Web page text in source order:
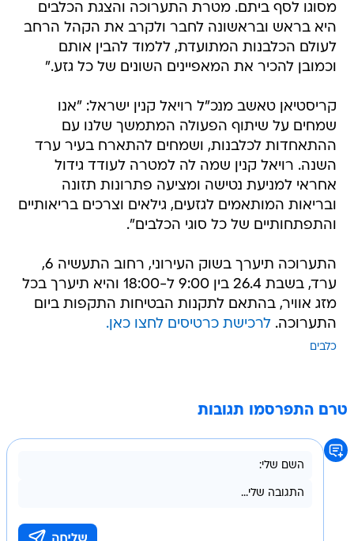
מסוגו לסף ביתם. מטרת התערוכה והצגת הכלבים
היא בראש ובראשונה לחבר ולקרב את הקהל הרחב
לעולם הכלבנות המתועדת, ללמוד להבין אותם
וכמובן להכיר את המאפיינים השונים של כל גזע."
קריסטיאן טאשב מנכ"ל רויאל קנין ישראל: "אנו
שמחים על שיתוף הפעולה המתמשך שלנו עם
ההתאחדות לכלבנות, ושמחים להתארח בעיר ערד
השנה. רויאל קנין שמה לה למטרה לעודד גידול
אחראי למניעת נטישה ומציעה פתרונות תזונה
ובריאות המותאמים לגזעים, גילאים וצרכים בריאותיים
והתפתחותיים של כל סוגי הכלבים".
התערוכה תיערך בשוק העירוני, רחוב התעשיה 6,
ערד, בשבת 26.4 בין 9:00 ל-18:00 והיא תיערך בכל
מזג אוויר, בהתאם לתקנות הבטיחות התקפות ביום
התערוכה.לרכישת כרטיסים לחצו כאן.
כלבים
טרם התפרסמו תגובות